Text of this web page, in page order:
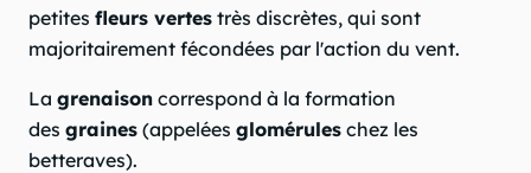
petites fleurs vertes très discrètes, qui sont
majoritairement fécondées par l'action du vent.
La grenaison correspond à la formation
des graines (appelées glomérules chez les
betteraves).